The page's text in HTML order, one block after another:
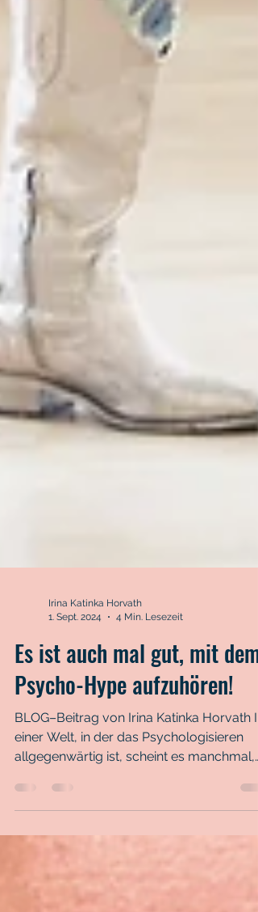
Irina Katinka Horvath
1. Sept. 2024
4 Min. Lesezeit
Es ist auch mal gut, mit dem
Psycho-Hype aufzuhören!
BLOG–Beitrag von Irina Katinka Horvath In
einer Welt, in der das Psychologisieren
als sei kein...